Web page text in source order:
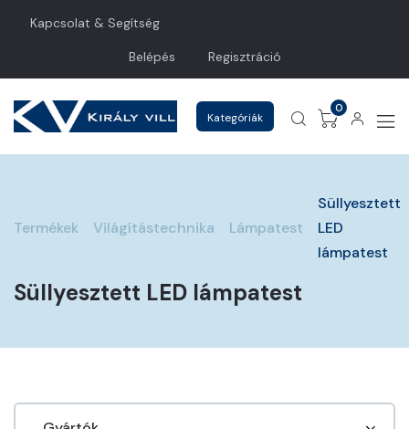
Kapcsolat & Segítség
Belépés Regisztráció
Kategóriák
0
Termékek Világítástechnika Lámpatest
Süllyesztett
LED
lámpatest
Süllyesztett LED lámpatest